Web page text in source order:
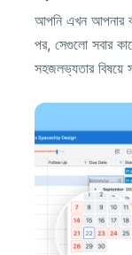
আপনি এখন আপনার
পর, সেগুলো সবার
সহজলভ্যতার বিষয়ে